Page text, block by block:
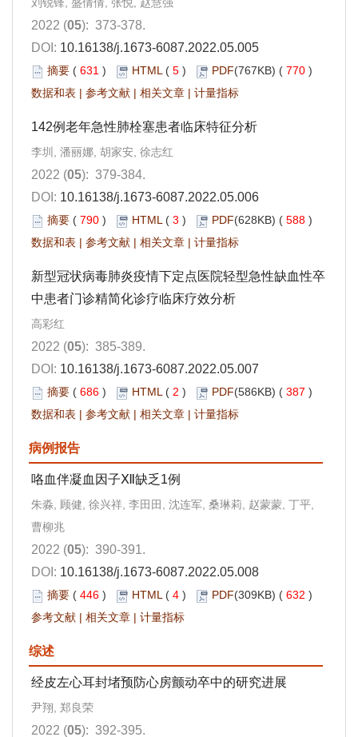
刘锐锋, 盛倩倩, 张悦, 赵慧强
2022 (05): 373-378.
DOI: 10.16138/j.1673-6087.2022.05.005
摘要 ( 631 ) HTML( 5 ) PDF(767KB) ( 770 )
数据和表 | 参考文献 | 相关文章 | 计量指标
142例老年急性肺栓塞患者临床特征分析
李圳, 潘丽娜, 胡家安, 徐志红
2022 (05): 379-384.
DOI: 10.16138/j.1673-6087.2022.05.006
摘要 ( 790 ) HTML( 3 ) PDF(628KB) ( 588 )
数据和表 | 参考文献 | 相关文章 | 计量指标
新型冠状病毒肺炎疫情下定点医院轻型急性缺血性卒
中患者门诊精简化诊疗临床疗效分析
高彩红
2022 (05): 385-389.
DOI: 10.16138/j.1673-6087.2022.05.007
摘要 ( 686 ) HTML( 2 ) PDF(586KB) ( 387 )
数据和表 | 参考文献 | 相关文章 | 计量指标
病例报告
咯血伴凝血因子Ⅻ缺乏1例
朱淼, 顾健, 徐兴祥, 李田田, 沈连军, 桑琳莉, 赵蒙蒙, 丁平,
曹柳兆
2022 (05): 390-391.
DOI: 10.16138/j.1673-6087.2022.05.008
摘要 ( 446 ) HTML( 4 ) PDF(309KB) ( 632 )
参考文献 | 相关文章 | 计量指标
综述
经皮左心耳封堵预防心房颤动卒中的研究进展
尹翔, 郑良荣
2022 (05): 392-395.